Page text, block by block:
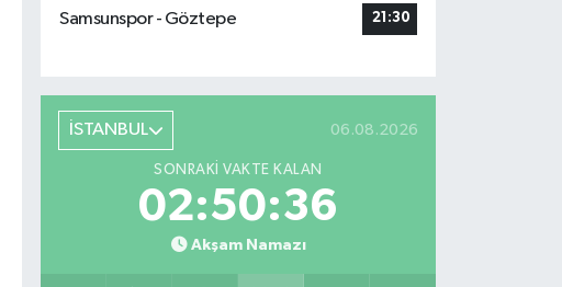
Samsunspor - Göztepe
21:30
İSTANBUL 06.08.2026
SONRAKI VAKTE KALAN
02:50:35
Akşam Namazı